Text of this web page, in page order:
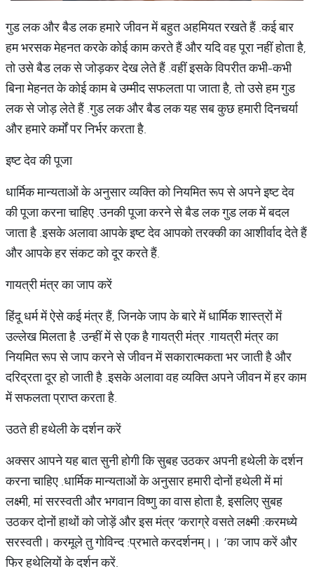
गुड लक और बैड लक हमारे जीवन में बहुत अहमियत रखते हैं .कई बार
हम भरसक मेहनत करके कोई काम करते हैं और यदि वह पूरा नहीं होता है,
तो उसे बैड लक से जोड़कर देख लेते हैं .वहीं इसके विपरीत कभी-कभी
बिना मेहनत के कोई काम बे उम्मीद सफलता पा जाता है, तो उसे हम गुड
लक से जोड़ लेते हैं .गुड लक और बैड लक यह सब कुछ हमारी दिनचर्या
और हमारे कर्मों पर निर्भर करता है.
इष्ट देव की पूजा
धार्मिक मान्यताओं के अनुसार व्यक्ति को नियमित रूप से अपने इष्ट देव
की पूजा करना चाहिए .उनकी पूजा करने से बैड लक गुड लक में बदल
जाता है .इसके अलावा आपके इष्ट देव आपको तरक्की का आशीर्वाद देते हैं
और आपके हर संकट को दूर करते हैं.
गायत्री मंत्र का जाप करें
हिंदू धर्म में ऐसे कई मंत्र हैं, जिनके जाप के बारे में धार्मिक शास्त्रों में
उल्लेख मिलता है .उन्हीं में से एक है गायत्री मंत्र .गायत्री मंत्र का
नियमित रूप से जाप करने से जीवन में सकारात्मकता भर जाती है और
दरिद्रता दूर हो जाती है .इसके अलावा वह व्यक्ति अपने जीवन में हर काम
में सफलता प्राप्त करता है.
उठते ही हथेली के दर्शन करें
अक्सर आपने यह बात सुनी होगी कि सुबह उठकर अपनी हथेली के दर्शन
करना चाहिए .धार्मिक मान्यताओं के अनुसार हमारी दोनों हथेली में मां
लक्ष्मी, मां सरस्वती और भगवान विष्णु का वास होता है, इसलिए सुबह
उठकर दोनों हाथों को जोड़ें और इस मंत्र ‘कराग्रे वसते लक्ष्मी:करमध्ये
सरस्वती। करमूले तु गोविन्द:प्रभाते करदर्शनम्।। ’का जाप करें और
फिर हथेलियों के दर्शन करें.